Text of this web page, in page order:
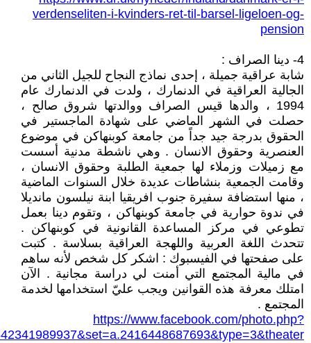
verdenseliten-i-kvinders-ret-til-barsel-ligeloen-og-
pension
4- دينا الصراف :
شابة عراقية جميلة ، إحدى نماذج النجاح للجيل الثاني من
الجالية العراقية في الدنمارك ، ولدت في الدنمارك عام
1994 ، والدها قيس الصراف ووالدتها شروق صالح ،
حصلت في الشهر الماضي على شهادة الماجستير في
الحقوق بدرجة جيد جداً من جامعة كوبنهاكن في موضوع
العنصرية وحقوق الانسان . وهي ناشطة مدنية أسست
مع زميلات وزملاء لها جمعية الطلبة وحقوق الانسان ،
وقامت الجمعية بنشاطات عديدة خلال السنوات الماضية
، منها استضافة سفيرة جنوب افريقيا ابنة نيلسون مانديلا
في ندوة حوارية في جامعة كوبنهاكن ، وتقوم دينا بعمل
تطوعي في مركز المساعدة القانونية في كوبنهاكن .
تتحدث اللغة العربية واللهجة العراقية بسلاسة . كتبت
على صفحتها في الفيسبوك : اشكر كل شخص لأنه ساهم
في مالية المجتمع التي أمنت لي دراسة مجانية . الآن
امتلك معرفة هذه القوانين ويجب عليّ استخدامها لخدمة
المجتمع .
https://www.facebook.com/photo.php?